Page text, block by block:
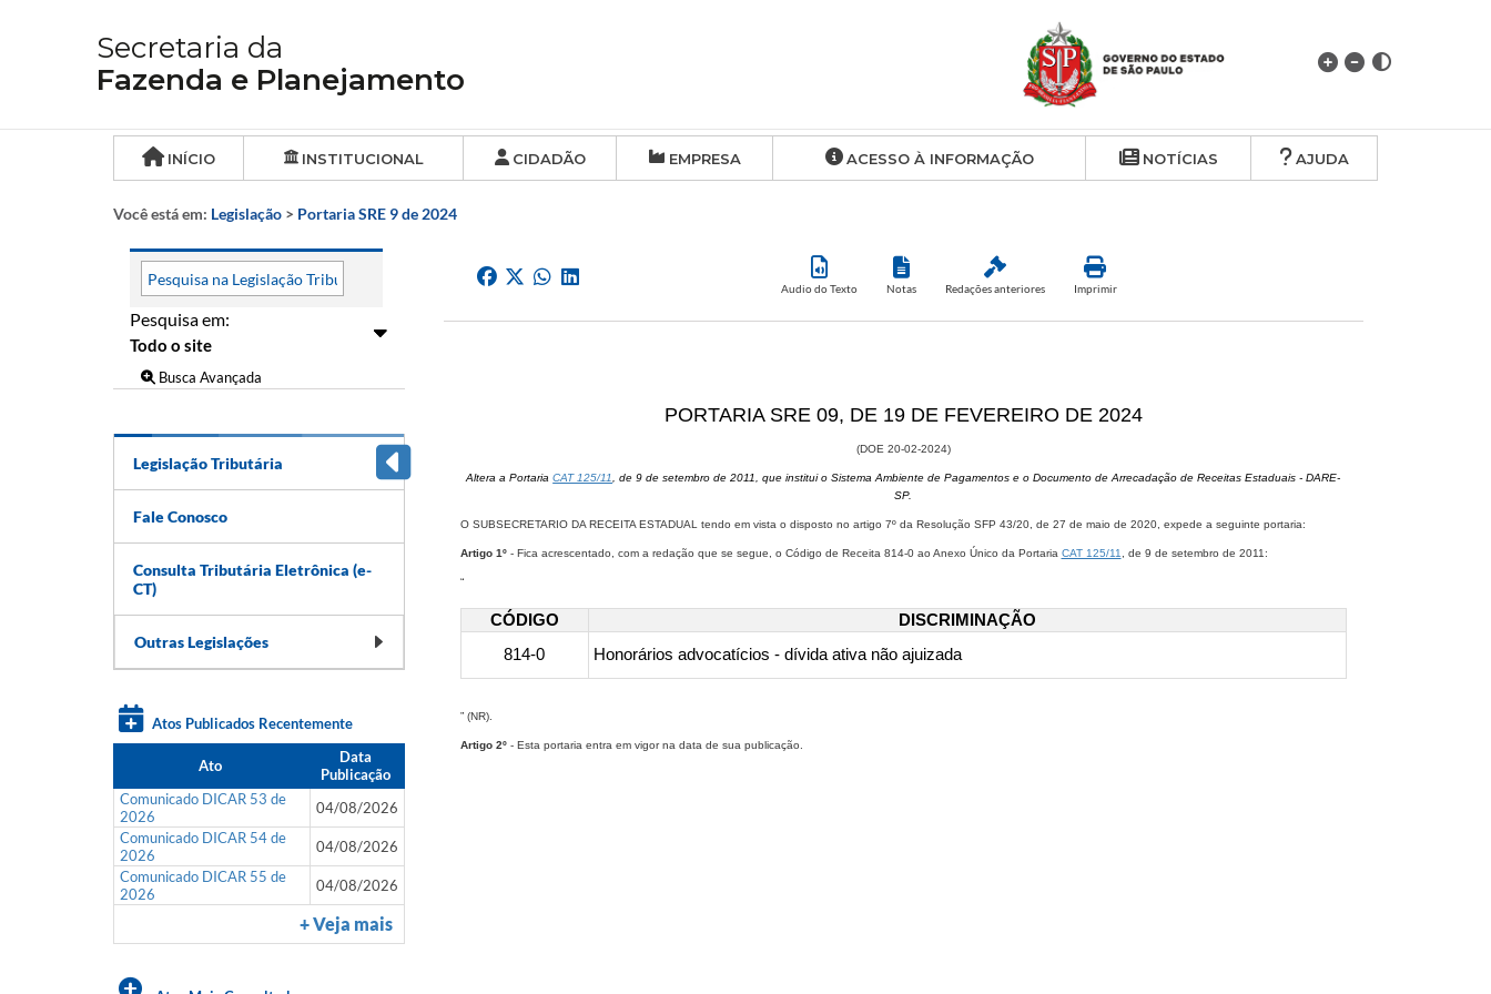
Secretaria da
Fazenda e Planejamento
INÍCIO INSTITUCIONAL CIDADÃO EMPRESA ACESSO À INFORMAÇÃO NOTÍCIAS AJUDA
Você está em: Legislação > Portaria SRE 9 de 2024
Pesquisa em:
Busca Avançada
Legislação Tributária
Fale Conosco
Consulta Tributária Eletrônica (e-
CT)
Outras Legislações
Atos Publicados Recentemente
Ato
Data
Publicação
Comunicado DICAR 53 de
2026
04/08/2026
Comunicado DICAR 54 de
2026
04/08/2026
Comunicado DICAR 55 de
2026
04/08/2026
+ Veja mais
Audio do Texto Notas Redações anteriores Imprimir
PORTARIA SRE 09, ​DE 19 DE FEVEREIRO DE 2024
(DOE 20-0​​2-2024)
Altera a PortariaCAT 125/11
, de 9 de setembro de 2011, que institui o Sistema Ambiente de Pagamentos e o Documento de Arrecadação de Receitas Estaduais - DARE-
SP.
O SUBSECRETARIO DA RECEITA ESTADUAL tendo em vista o disposto no artigo 7º da Resolução SFP 43/20, de 27 de maio de 2020, expede a seguinte portaria:
Artigo 1º- Fica acrescentado, com a redação que se segue, o Código de Receita 814-0 ao Anexo Único da Portaria CAT 125/11 ​, de 9 de setembro de 2011:
“
CÓDIGO
DISCRIMINAÇÃO
814-0
Honorários a​​dvocatícios - dívida ativa não ajuizada
​” (NR).
Artigo 2º- Esta portaria entra em vigor na data de sua publicação.